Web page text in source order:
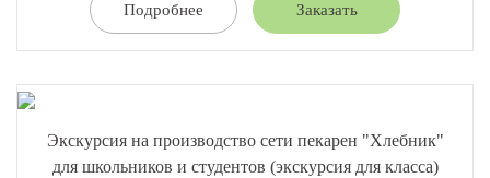
Подробнее Заказать
Экскурсия на производство сети пекарен "Хлебник"
для школьников и студентов (экскурсия для класса)